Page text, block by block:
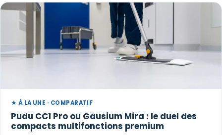
★ À LA UNE · COMPARATIF
Pudu CC1 Pro ou Gausium Mira : le duel des
compacts multifonctions premium